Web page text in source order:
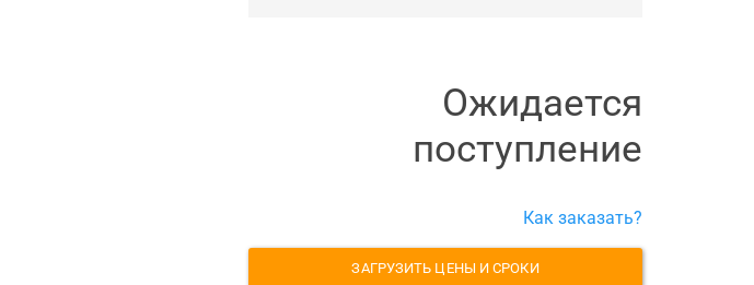
Ожидается
поступление
Как заказать?
ЗАГРУЗИТЬ ЦЕНЫ И СРОКИ